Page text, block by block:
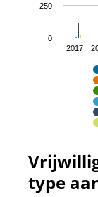
2017
0
250
type